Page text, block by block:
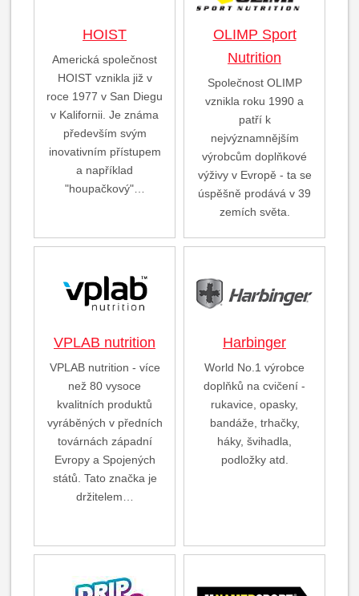
HOIST
Americká společnost
HOIST vznikla již v
roce 1977 v San Diegu
v Kalifornii. Je známa
především svým
inovativním přístupem
a například
"houpačkový"…
OLIMP Sport
Nutrition
Společnost OLIMP
vznikla roku 1990 a
patří k
nejvýznamnějším
výrobcům doplňkové
výživy v Evropě - ta se
úspěšně prodává v 39
zemích světa.
VPLAB nutrition
VPLAB nutrition - více
než 80 vysoce
kvalitních produktů
vyráběných v předních
továrnách západní
Evropy a Spojených
států. Tato značka je
držitelem…
Harbinger
World No.1 výrobce
doplňků na cvičení -
rukavice, opasky,
bandáže, trhačky,
háky, švihadla,
podložky atd.